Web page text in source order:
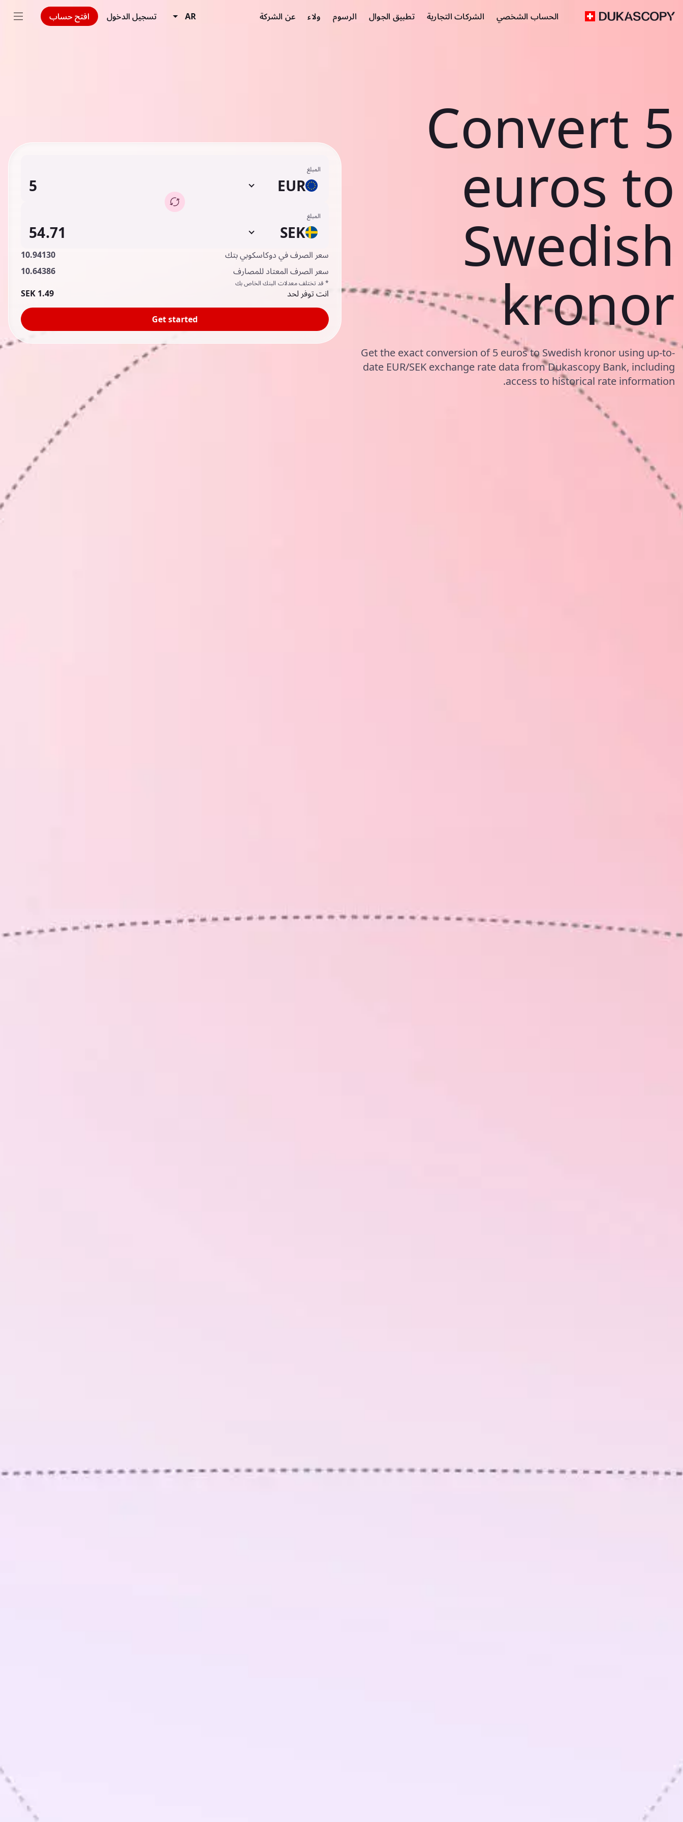
الحساب الشخصي الشركات التجارية تطبيق الجوال الرسوم ولاء عن الشركة AR تسجيل الدخول افتح حساب
Convert 5
euros to
Swedish
kronor
Get the exact conversion of 5 euros to Swedish kronor using up-to-
date EUR/SEK exchange rate data from Dukascopy Bank, including
access to historical rate information.
المبلغ
EUR
المبلغ
SEK
سعر الصرف في دوكاسكوبي بتك
10.94130
سعر الصرف المعتاد للمصارف
10.64386
* قد تختلف معدلات البنك الخاص بك
انت توفر لحد 1.49 SEK
Get started